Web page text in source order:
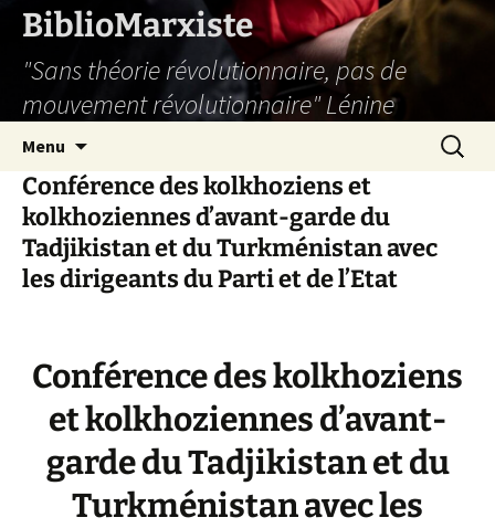
Aller
contenu
BiblioMarxiste
"Sans théorie révolutionnaire, pas de
mouvement révolutionnaire" Lénine
Menu
Conférence des kolkhoziens et
kolkhoziennes d’avant-garde du
Tadjikistan et du Turkménistan avec
les dirigeants du Parti et de l’Etat
Conférence des kolkhoziens
et kolkhoziennes d’avant-
garde du Tadjikistan et du
Turkménistan avec les